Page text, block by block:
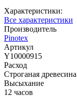
Характеристики:
Все характеристики
Производитель
Pinotex
Артикул
Y10000915
Расход
Строганая
Высыхание
12 часов